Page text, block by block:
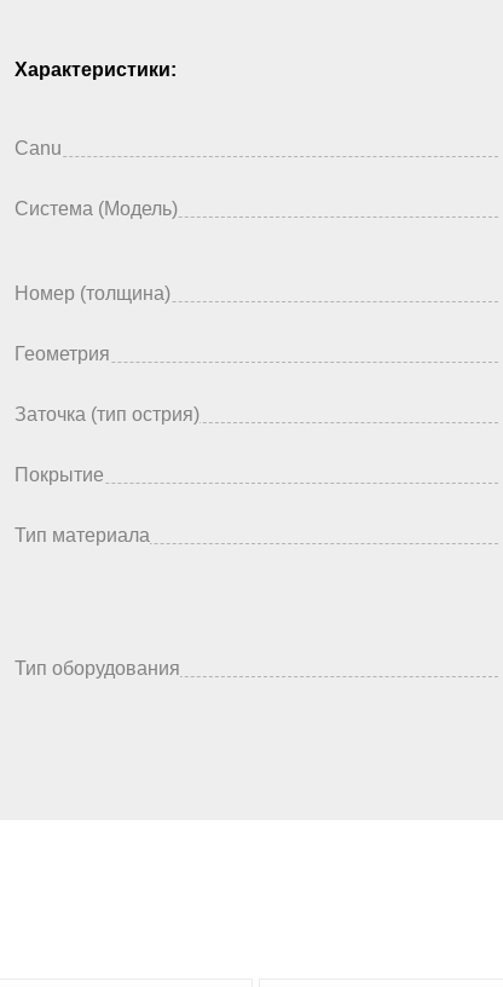
Характеристики:
Canu
Система (Модель)
Номер (толщина)
Геометрия
Заточка (тип острия)
Покрытие
Тип материала
Тип оборудования